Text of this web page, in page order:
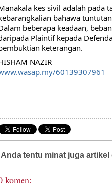
kes sivil adalah pada
bahawa
beberapa keadaan,
Plaintif kepada
keterangan.
NAZIR
60139307961
Anda tentu minat juga artikel
komen: